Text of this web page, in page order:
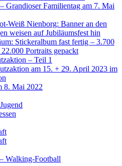
Grandioser Familientag am 7. Mai
Weiß Nienborg: Banner an den
weisen auf Jubiläumsfest hin
Stickeralbum fast fertig – 3.700
Portraits gepackt
– Teil 1
am 15. + 29. April 2023 im
8. Mai 2022
Walking-Football